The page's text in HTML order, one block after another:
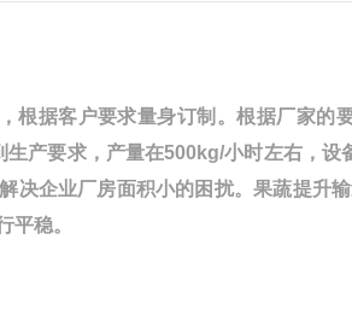
根据客户要求量身订制。根据厂家的
产要求，产量在500kg/小时左右，
决企业厂房面积小的困扰。果蔬提升
平稳。